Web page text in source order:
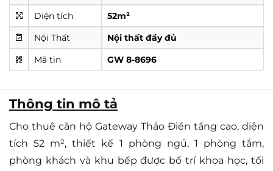
Diện tích
52m²
Nội Thất
Nội thất đầy đủ
Mã tin
GW 8-8696
Thông tin mô tả
Cho thuê căn hộ Gateway Thảo Điền tầng cao, diện
tích 52 m², thiết kế 1 phòng ngủ, 1 phòng tắm,
phòng khách và khu bếp được bố trí khoa học, tối